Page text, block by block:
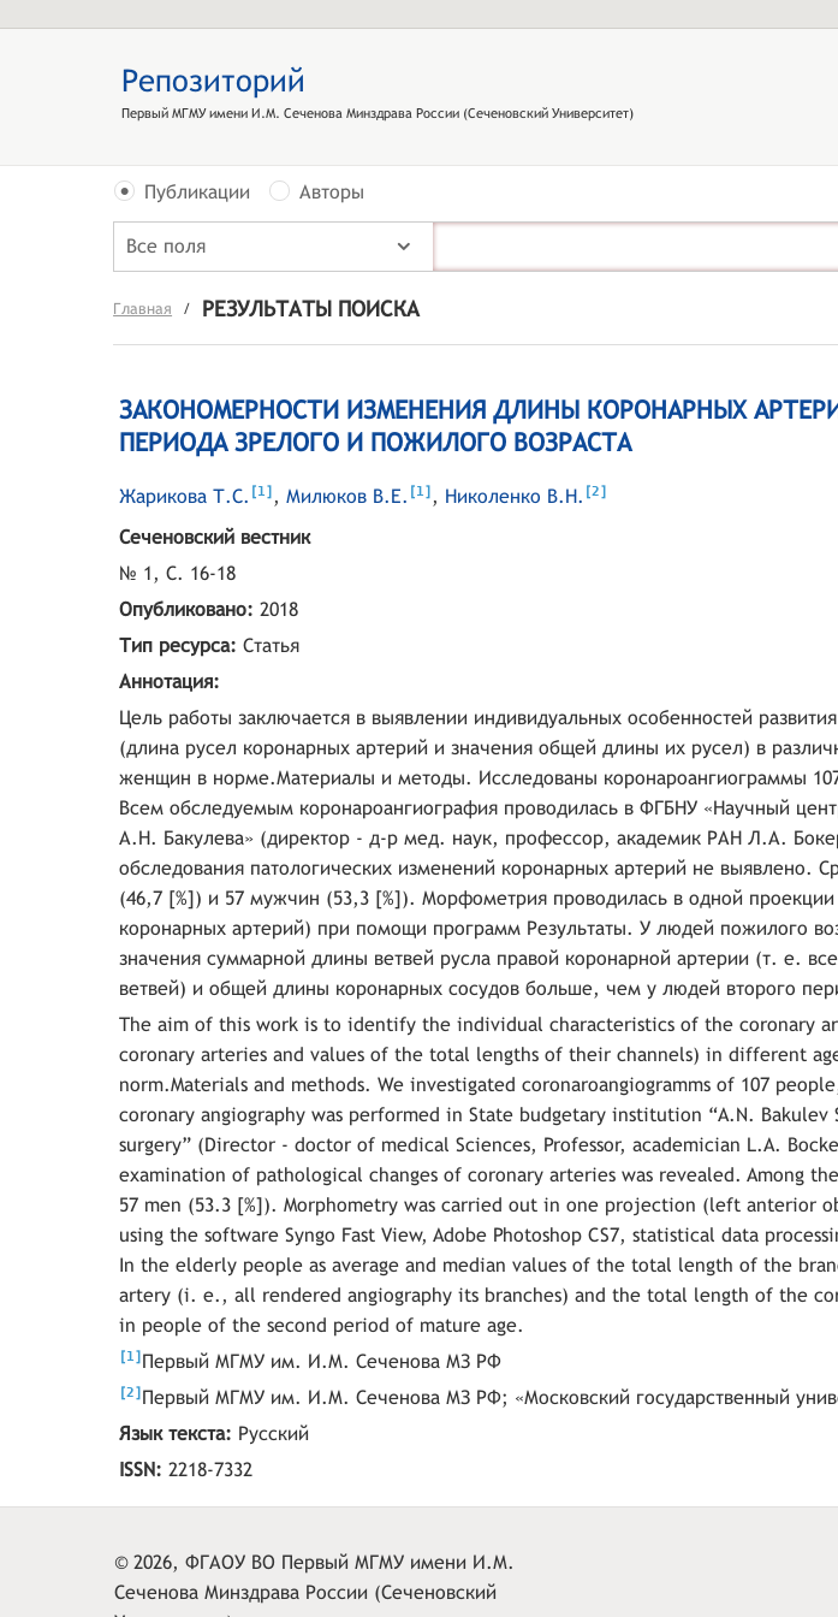
Репозиторий
Первый МГМУ имени И.М. Сеченова Минздрава России (Сеченовский Университет)
Публикации Авторы
Все поля
Главная / РЕЗУЛЬТАТЫ ПОИСКА
ЗАКОНОМЕРНОСТИ ИЗМЕНЕНИЯ ДЛИНЫ КОРОНАРНЫХ
ПЕРИОДА ЗРЕЛОГО И ПОЖИЛОГО ВОЗРАСТА
Жарикова Т.С. [1] ,Милюков В.Е. [1] , Николенко В.Н. [2]
Сеченовский вестник
№ 1, С. 16-18
Опубликовано:2018
Тип ресурса:Статья
Аннотация:
Цель работы заключается в выявлении индивидуальных особенностей
(длина русел коронарных артерий и значения общей длины их русел) в
женщин в норме.Материалы и методы. Исследованы коронароангиограммы 107
Всем обследуемым коронароангиография проводилась в ФГБНУ «Научный
А.Н. Бакулева» (директор - д-р мед. наук, профессор, академик РАН Л.А.
обследования патологических изменений коронарных артерий не выявлено.
(46,7 [%]) и 57 мужчин (53,3 [%]). Морфометрия проводилась в одной
коронарных артерий) при помощи программ Результаты. У людей пожилого
значения суммарной длины ветвей русла правой коронарной артерии (т. е.
ветвей) и общей длины коронарных сосудов больше, чем у людей второго
The aim of this work is to identify the individual characteristics of the coronary
coronary arteries and values of the total lengths of their channels) in different
norm.Materials and methods. We investigated coronaroangiogramms of 107
coronary angiography was performed in State budgetary institution “A.N.
surgery” (Director - doctor of medical Sciences, Professor, academician L.A.
examination of pathological changes of coronary arteries was revealed. Among
57 men (53.3 [%]). Morphometry was carried out in one projection (left anterior
using the software Syngo Fast View, Adobe Photoshop CS7, statistical data
In the elderly people as average and median values of the total length of the
artery (i. e., all rendered angiography its branches) and the total length of the
in people of the second period of mature age.
[1]Первый МГМУ им. И.М. Сеченова МЗ РФ
[2]Первый МГМУ им. И.М. Сеченова МЗ РФ; «Московский государственный
Язык текста: Русский
ISSN:2218-7332
© 2026, ФГАОУ ВО Первый МГМУ имени И.М.
Сеченова Минздрава России (Сеченовский